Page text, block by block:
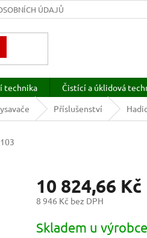
ÚDAJŮ
technika Čistící a úklidová
Příslušenství
10 824,66 Kč
8 946 Kč bez DPH
cena:
Skladem u výrobce